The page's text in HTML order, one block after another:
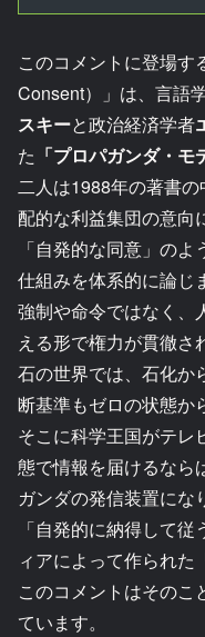
このコメントに登場す
Consent）」は、言語
スキーと政治経済学者
た 「プロパガンダ・モ
二人は1988年の著書
配的な利益集団の意向
「自発的な同意」の
仕組みを体系的に論じ
強制や命令ではなく、
える形で権力が貫徹さ
石の世界では、石化か
断基準もゼロの状態か
そこに科学王国がテレ
態で情報を届けるなら
ガンダの発信装置にな
「自発的に納得して
ィアによって作られた
このコメントはそのこ
ています。